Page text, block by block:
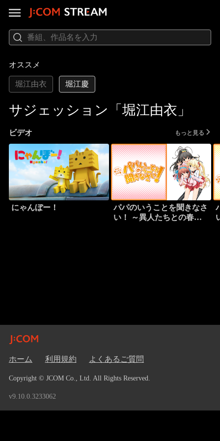
オススメ
堀江由衣 堀江慶
サジェッション「堀江由衣」
ビデオ もっと見る
にゃんぼー！
パパのいうことを聞きなさ
い！ ～異人たちとの春～
ホーム 利用規約 よくあるご質問
Copyright © JCOM Co., Ltd. All Rights Reserved.
v9.10.0.3233062